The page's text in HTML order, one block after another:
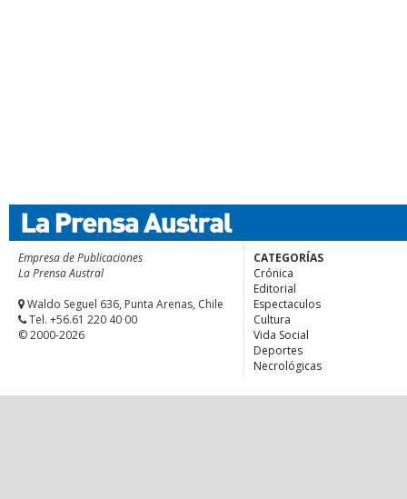
Empresa de Publicaciones
La Prensa Austral
Waldo Seguel 636, Punta Arenas, Chile
Tel. +56.61 220 40 00
© 2000-2026
CATEGORÍAS
Crónica
Editorial
Espectaculos
Cultura
Vida Social
Deportes
Necrológicas